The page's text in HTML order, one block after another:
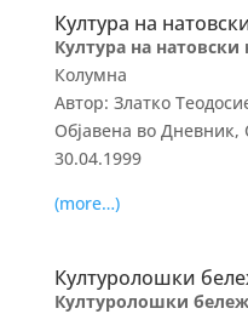
Култура на
Култура на натовски
Колумна
Автор: Златко
Објавена во Дневник,
30.04.1999
(more…)
Културолошки
Културолошки